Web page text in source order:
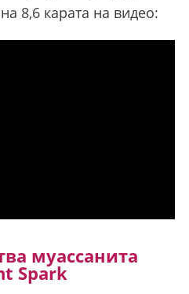
8,6 карата на видео:
муассанита
Spark